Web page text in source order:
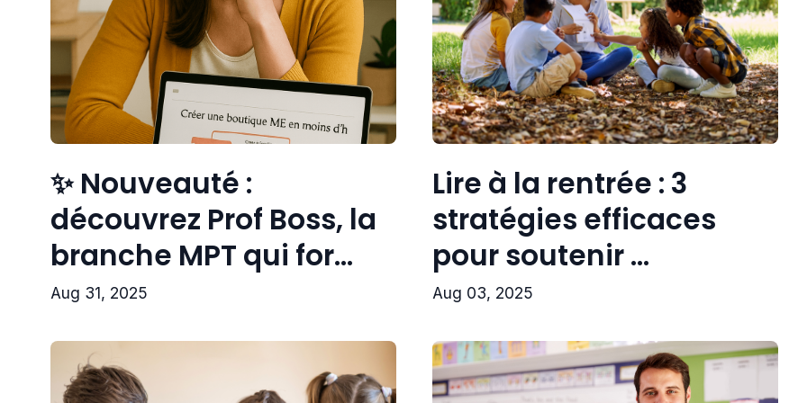
✨ Nouveauté :
découvrez Prof Boss, la
branche MPT qui for...
Aug 31, 2025
Lire à la rentrée : 3
stratégies efficaces
pour soutenir ...
Aug 03, 2025